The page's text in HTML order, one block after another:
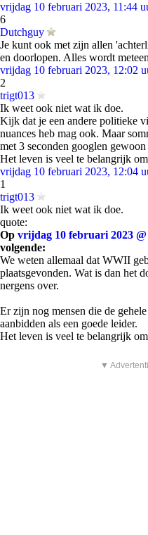
vrijdag 10 februari 2023, 11:44
6
Dutchguy
Je kunt ook met zijn allen
en doorlopen. Alles wordt
vrijdag 10 februari 2023, 12:02
2
trigt013
Ik weet ook niet wat ik doe.
Kijk dat je een andere politieke
nuances heb mag ook. Maar
met 3 seconden googlen
Het leven is veel te belangrijk
vrijdag 10 februari 2023, 12:04
1
trigt013
Ik weet ook niet wat ik doe.
quote:
Op vrijdag 10 februari 2023 @
volgende:
We weten allemaal dat WWII
plaatsgevonden. Wat is dan het
nergens over.
Er zijn nog mensen die de
aanbidden als een goede leider.
Het leven is veel te belangrijk
▼